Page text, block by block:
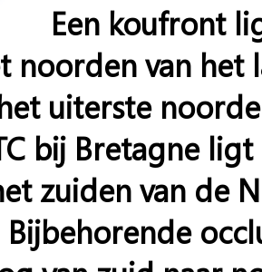
Een koufront
noorden van het
uiterste
bij Bretagne ligt
zuiden van de
Bijbehorende